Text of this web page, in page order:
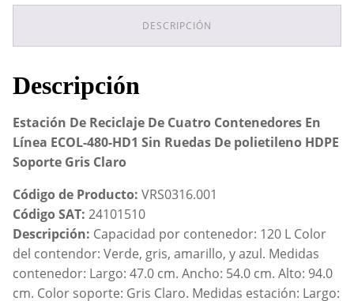
HD1
Ruedas
De
polietileno
HDPE
Gris
Claro
cantidad
DESCRIPCIÓN
Descripción
Estación De Reciclaje De Cuatro Contenedores En
Línea ECOL-480-HD1 Sin Ruedas De polietileno HDPE
Soporte Gris Claro
Código de Producto: VRS0316.001
Código SAT: 24101510
Descripción: Capacidad por contenedor: 120 L Color
del contendor: Verde, gris, amarillo, y azul. Medidas
contenedor: Largo: 47.0 cm. Ancho: 54.0 cm. Alto: 94.0
cm. Color soporte: Gris Claro. Medidas estación: Largo: